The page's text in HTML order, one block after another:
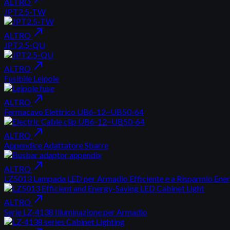
JPT2.5-TW
ALTRO north_east
JPT2.5-QU
ALTRO north_east
Fusibile Leipole
ALTRO north_east
Fermacavo Elettrico UB6-12~UB50-64
ALTRO north_east
Appendice Adattatore Sbarre
ALTRO north_east
LZ5013 Lampada LED per Armadio Efficiente e a Risparmio
ALTRO north_east
Serie LZ-4138 Illuminazione per Armadio